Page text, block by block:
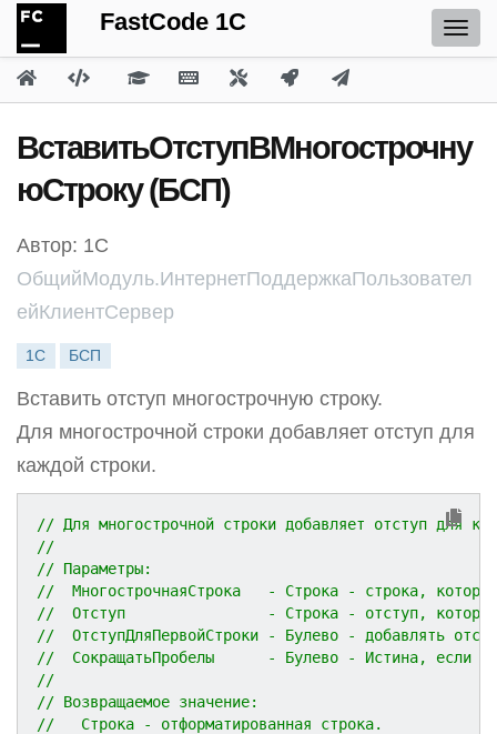
FastCode 1C
ВставитьОтступВМногострочну
юСтроку (БСП)
Автор: 1С
ОбщийМодуль.ИнтернетПоддержкаПользовател
ейКлиентСервер
1С БСП
Вставить отступ многострочную строку.
Для многострочной строки добавляет отступ для
каждой строки.
// Для многострочной строки добавляет отступ для
//
// Параметры:
//  МногострочнаяСтрока   - Строка - строка, которую
//  Отступ                - Строка - отступ, который
//  ОтступДляПервойСтроки - Булево - добавлять
//  СокращатьПробелы      - Булево - Истина, если для
//
// Возвращаемое значение:
//   Строка - отформатированная строка.